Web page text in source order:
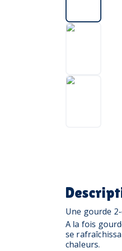
Une gourde
A la fois
se
chaleurs.